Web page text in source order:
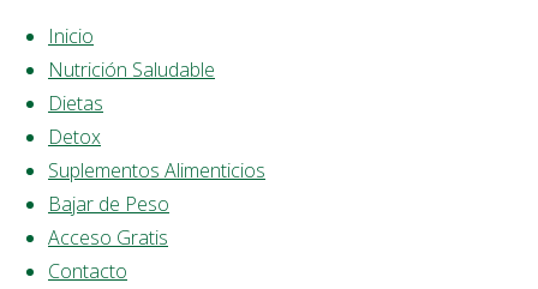
Saltar
contenido
Inicio
Nutrición Saludable
Dietas
Detox
Suplementos Alimenticios
Bajar de Peso
Acceso Gratis
Contacto